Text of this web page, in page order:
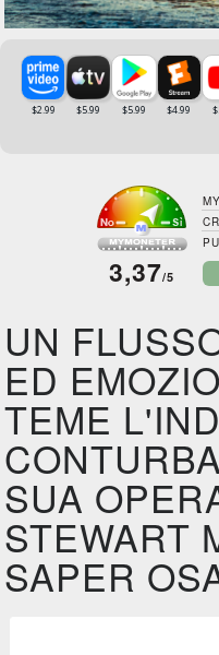
3,37/5
UN
ED
TEME
SUA
STEWART
SAPER